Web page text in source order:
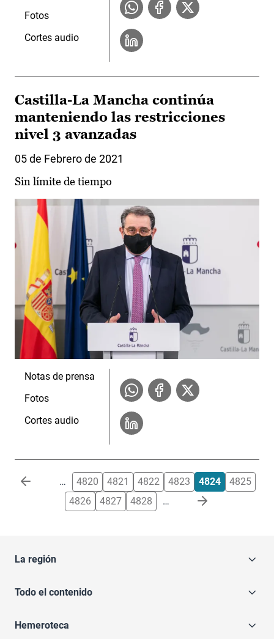
Fotos
Cortes audio
Castilla-La Mancha continúa
manteniendo las restricciones
nivel 3 avanzadas
05 de Febrero de 2021
Sin límite de tiempo
Notas de prensa
Fotos
Cortes audio
Paginación … 4820 4821 4822 4823 4824
4825
4826
4827 4828 …
La región
Todo el contenido
Hemeroteca